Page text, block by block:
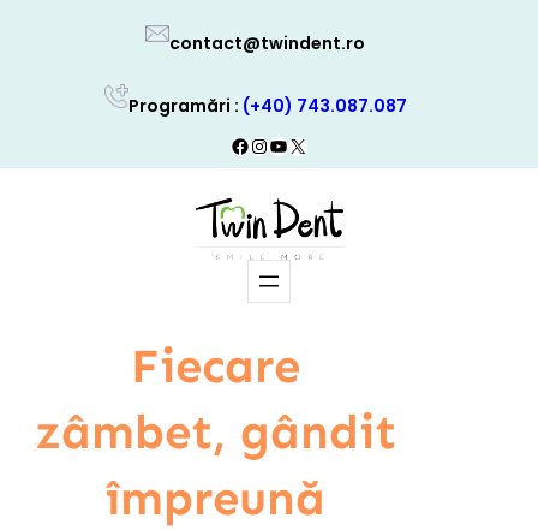
contact@twindent.ro
Programări : (+40) 743.087.087
Facebook
Instagram
YouTube
X
Fiecare
zâmbet, gândit
împreună